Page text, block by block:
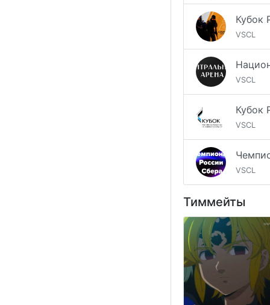
VSCL
VSCL
VSCL
VSCL
Тиммейты